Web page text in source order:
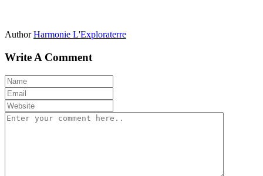
Author Harmonie L'Exploraterre
Write A Comment